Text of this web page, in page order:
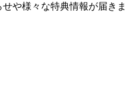
や様々な特典情報が届きま